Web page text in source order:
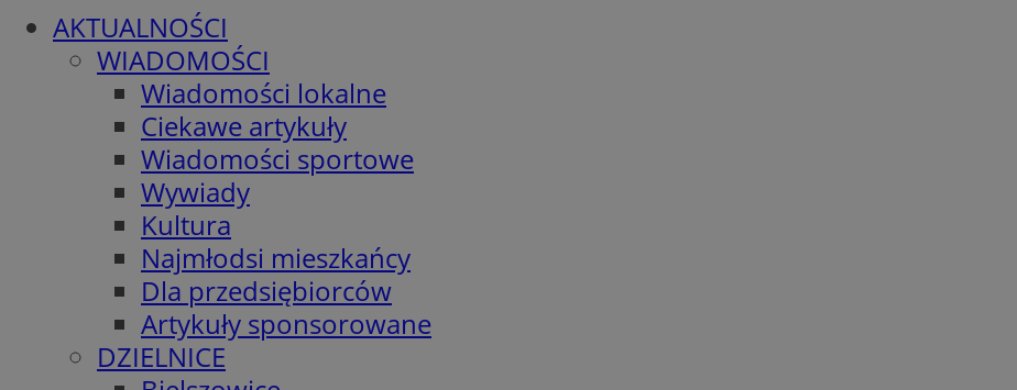
AKTUALNOŚCI
WIADOMOŚCI
Wiadomości lokalne
Ciekawe artykuły
Wiadomości sportowe
Wywiady
Kultura
Najmłodsi mieszkańcy
Dla przedsiębiorców
Artykuły sponsorowane
DZIELNICE